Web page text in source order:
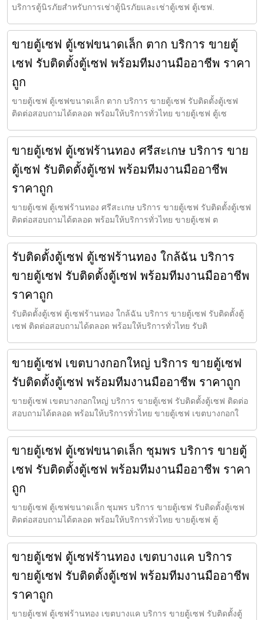
บริการตู้นิรภัยสำหรับการเช่าตู้นิรภัยและเช่าตู้เซฟ ตู้เซฟ.
ขายตู้เซฟ ตู้เซฟขนาดเล็ก ตาก บริการ ขายตู้
เซฟ รับติดตั้งตู้เซฟ พร้อมทีมงานมืออาชีพ ราคา
ถูก
ขายตู้เซฟ ตู้เซฟขนาดเล็ก ตาก บริการ ขายตู้เซฟ รับติดตั้งตู้เซฟ
ติดต่อสอบถามได้ตลอด พร้อมให้บริการทั่วไทย ขายตู้เซฟ ตู้เซ
ขายตู้เซฟ ตู้เซฟร้านทอง ศรีสะเกษ บริการ ขาย
ตู้เซฟ รับติดตั้งตู้เซฟ พร้อมทีมงานมืออาชีพ
ราคาถูก
ขายตู้เซฟ ตู้เซฟร้านทอง ศรีสะเกษ บริการ ขายตู้เซฟ รับติดตั้งตู้เซฟ
ติดต่อสอบถามได้ตลอด พร้อมให้บริการทั่วไทย ขายตู้เซฟ ต
รับติดตั้งตู้เซฟ ตู้เซฟร้านทอง ใกล้ฉัน บริการ
ขายตู้เซฟ รับติดตั้งตู้เซฟ พร้อมทีมงานมืออาชีพ
ราคาถูก
รับติดตั้งตู้เซฟ ตู้เซฟร้านทอง ใกล้ฉัน บริการ ขายตู้เซฟ รับติดตั้งตู้
เซฟ ติดต่อสอบถามได้ตลอด พร้อมให้บริการทั่วไทย รับติ
ขายตู้เซฟ เขตบางกอกใหญ่ บริการ ขายตู้เซฟ
รับติดตั้งตู้เซฟ พร้อมทีมงานมืออาชีพ ราคาถูก
ขายตู้เซฟ เขตบางกอกใหญ่ บริการ ขายตู้เซฟ รับติดตั้งตู้เซฟ ติดต่อ
สอบถามได้ตลอด พร้อมให้บริการทั่วไทย ขายตู้เซฟ เขตบางกอกใ
ขายตู้เซฟ ตู้เซฟขนาดเล็ก ชุมพร บริการ ขายตู้
เซฟ รับติดตั้งตู้เซฟ พร้อมทีมงานมืออาชีพ ราคา
ถูก
ขายตู้เซฟ ตู้เซฟขนาดเล็ก ชุมพร บริการ ขายตู้เซฟ รับติดตั้งตู้เซฟ
ติดต่อสอบถามได้ตลอด พร้อมให้บริการทั่วไทย ขายตู้เซฟ ตู้
ขายตู้เซฟ ตู้เซฟร้านทอง เขตบางแค บริการ
ขายตู้เซฟ รับติดตั้งตู้เซฟ พร้อมทีมงานมืออาชีพ
ราคาถูก
ขายตู้เซฟ ตู้เซฟร้านทอง เขตบางแค บริการ ขายตู้เซฟ รับติดตั้งตู้